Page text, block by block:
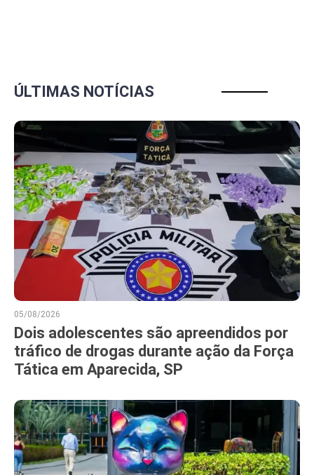
ÚLTIMAS NOTÍCIAS
05/08/2026
Dois adolescentes são apreendidos por
tráfico de drogas durante ação da Força
Tática em Aparecida, SP